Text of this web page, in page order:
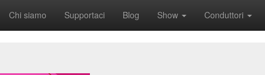
Chi siamo Supportaci Blog Show Conduttori